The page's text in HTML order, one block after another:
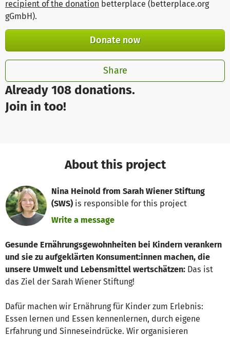
Already 108 donations.
Join in too!
recipient of the donation betterplace (betterplace.org
gGmbH).
Donate now
Share
About this project
Nina Heinold from Sarah Wiener Stiftung
(SWS) is responsible for this project
Write a message
Gesunde Ernährungsgewohnheiten bei Kindern verankern
und sie zu aufgeklärten Konsument:innen machen, die
unsere Umwelt und Lebensmittel wertschätzen: Das ist
das Ziel der Sarah Wiener Stiftung!
Dafür machen wir Ernährung für Kinder zum Erlebnis:
Essen lernen und Essen kennenlernen, durch eigene
Erfahrung und Sinneseindrücke. Wir organisieren